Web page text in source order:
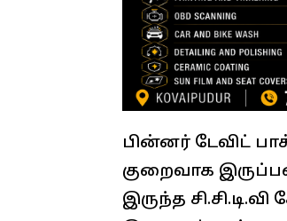
பின்னர் டேவிட்
குறைவாக
இருந்த